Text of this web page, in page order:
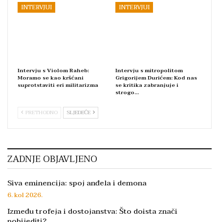
INTERVJUI
Intervju s Violom Raheb:
Moramo se kao kršćani
suprotstaviti eri militarizma
INTERVJUI
Intervju s mitropolitom
Grigorijem Durićem: Kod nas
se kritika zabranjuje i
strogo…
PRETHODNO SLJEDEĆE
ZADNJE OBJAVLJENO
Siva eminencija: spoj anđela i demona
6. kol 2026.
Između trofeja i dostojanstva: Što doista znači